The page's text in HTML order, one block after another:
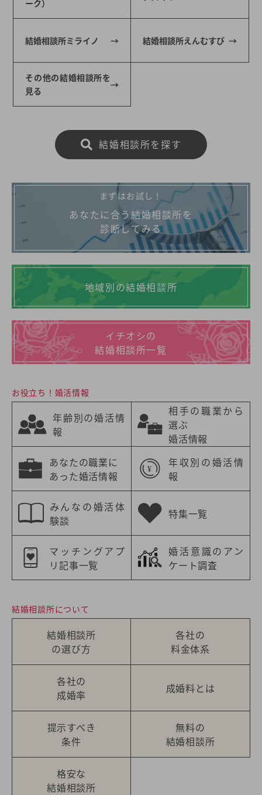
ーク）
結婚相談所ミライノ 結婚相談所えんむすび
その他の結婚相談所を
見る
結婚相談所を探す
まずはお試し！
あなたに合う結婚相談所を
診断してみる
地域別の結婚相談所
イチオシの
結婚相談所一覧
お役立ち！婚活情報
年齢別の婚活情
報
相手の職業から
選ぶ
婚活情報
あなたの職業に
あった婚活情報
年収別の婚活情
報
みんなの婚活体
験談
特集一覧
マッチングアプ
リ記事一覧
婚活意識のアン
ケート調査
結婚相談所について
結婚相談所
の選び方
各社の
料金体系
各社の
成婚率
成婚料とは
提示すべき
条件
無料の
結婚相談所
格安な
結婚相談所